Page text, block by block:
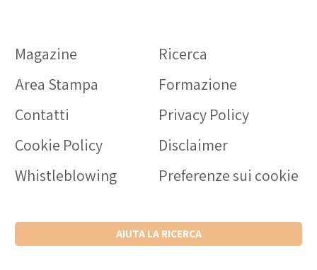
Magazine
Ricerca
Area Stampa
Formazione
Contatti
Privacy Policy
Cookie Policy
Disclaimer
Whistleblowing
Preferenze sui cookie
AIUTA LA RICERCA